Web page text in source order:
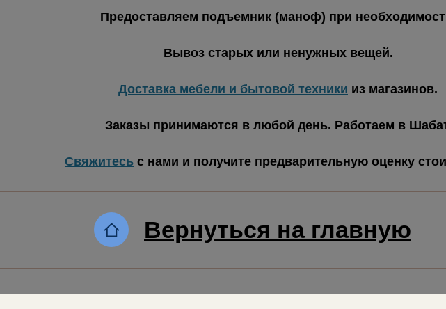
Предоставляем подъемник (маноф) при
Вывоз старых или ненужных вещей.
Доставка мебели и бытовой техники из магазинов.
Заказы принимаются в любой день. Работаем в
Свяжитесь с нами и получите предварительную оценку
Вернуться на главную